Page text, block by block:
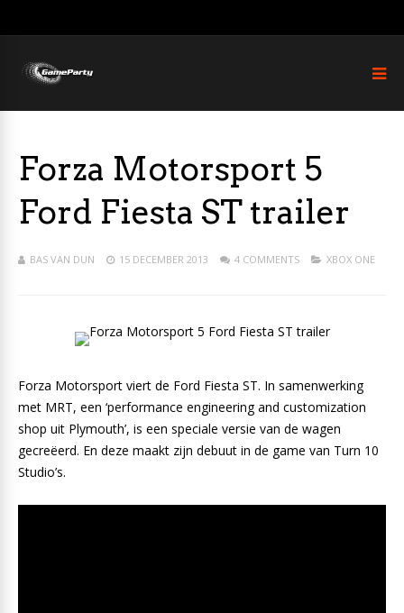
Forza Motorsport 5
Ford Fiesta ST trailer
BAS VAN DUN 15 DECEMBER 2013 4 COMMENTS XBOX ONE
Forza Motorsport viert de Ford Fiesta ST. In samenwerking
met MRT, een ‘performance engineering and customization
shop uit Plymouth’, is een speciale versie van de wagen
gecreëerd. En deze maakt zijn debuut in de game van Turn 10
Studio’s.